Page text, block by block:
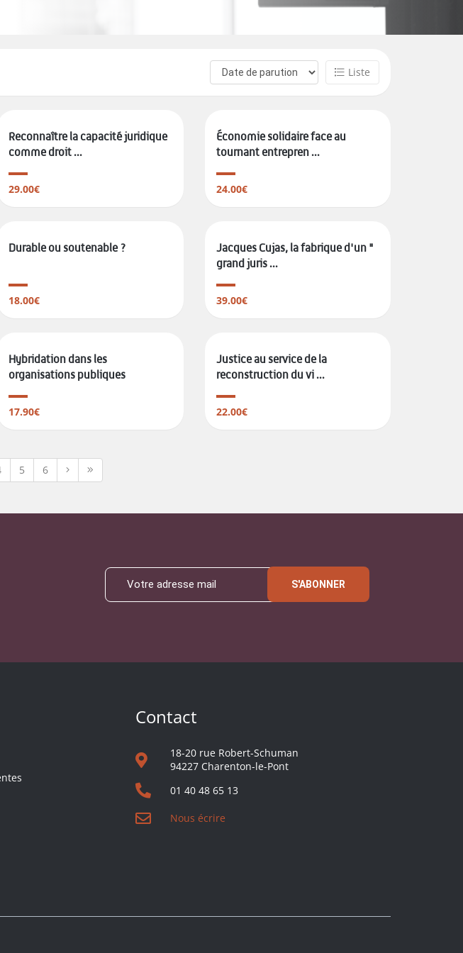
Liste
Reconnaître la capacité juridique
comme droit ...
29.00€
Économie solidaire face au
tournant entrepren ...
24.00€
Durable ou soutenable ?
18.00€
Jacques Cujas, la fabrique d'un "
grand juris ...
39.00€
Hybridation dans les
organisations publiques
17.90€
Justice au service de la
reconstruction du vi ...
22.00€
5 6
S'ABONNER
Contact
18-20 rue Robert-Schuman
94227 Charenton-le-Pont
01 40 48 65 13
Nous écrire